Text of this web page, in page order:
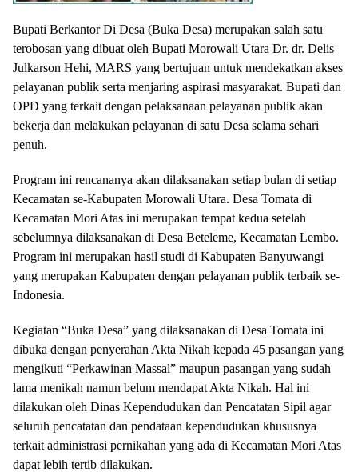
Bupati Berkantor Di Desa (Buka Desa) merupakan salah satu
terobosan yang dibuat oleh Bupati Morowali Utara Dr. dr. Delis
Julkarson Hehi, MARS yang bertujuan untuk mendekatkan akses
pelayanan publik serta menjaring aspirasi masyarakat. Bupati dan
OPD yang terkait dengan pelaksanaan pelayanan publik akan
bekerja dan melakukan pelayanan di satu Desa selama sehari
penuh.
Program ini rencananya akan dilaksanakan setiap bulan di setiap
Kecamatan se-Kabupaten Morowali Utara. Desa Tomata di
Kecamatan Mori Atas ini merupakan tempat kedua setelah
sebelumnya dilaksanakan di Desa Beteleme, Kecamatan Lembo.
Program ini merupakan hasil studi di Kabupaten Banyuwangi
yang merupakan Kabupaten dengan pelayanan publik terbaik se-
Indonesia.
Kegiatan “Buka Desa” yang dilaksanakan di Desa Tomata ini
dibuka dengan penyerahan Akta Nikah kepada 45 pasangan yang
mengikuti “Perkawinan Massal” maupun pasangan yang sudah
lama menikah namun belum mendapat Akta Nikah. Hal ini
dilakukan oleh Dinas Kependudukan dan Pencatatan Sipil agar
seluruh pencatatan dan pendataan kependudukan khususnya
terkait administrasi pernikahan yang ada di Kecamatan Mori Atas
dapat lebih tertib dilakukan.